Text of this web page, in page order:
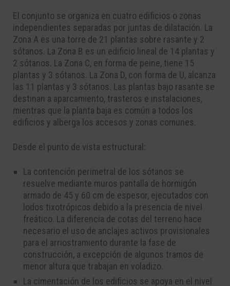
El conjunto se organiza en cuatro edificios o zonas
independientes separadas por juntas de dilatación. La
Zona A es una torre de 21 plantas sobre rasante y 2
sótanos. La Zona B es un edificio lineal de 14 plantas y
2 sótanos. La Zona C, en forma de peine, tiene 15
plantas y 3 sótanos. La Zona D, con forma de U, alcanza
las 11 plantas y 3 sótanos. Las plantas bajo rasante se
destinan a aparcamiento, trasteros e instalaciones,
mientras que la planta baja es común a todos los
edificios y alberga los accesos y zonas comunes.
Desde el punto de vista estructural:
La contención perimetral de los sótanos se
resuelve mediante muros pantalla de hormigón
armado de 45 y 60 cm de espesor, ejecutados con
lodos tixotrópicos debido a la presencia de nivel
freático. La diferencia de cotas del terreno hace
necesario el uso de anclajes activos provisionales
para el arriostramiento durante la fase de
construcción, a excepción de algunos tramos de
menor altura que trabajan en voladizo.
La cimentación de los edificios se apoya en el nivel